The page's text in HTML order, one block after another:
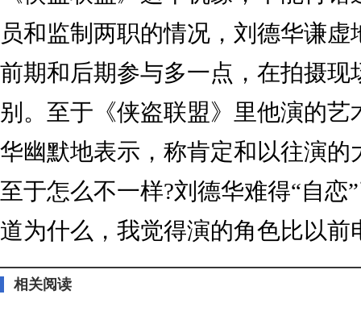
员和监制两职的情况，刘德华谦
前期和后期参与多一点，在拍摄现
别。至于《侠盗联盟》里他演的艺
华幽默地表示，称肯定和以往演的
至于怎么不一样?刘德华难得“自恋
道为什么，我觉得演的角色比以前
相关阅读